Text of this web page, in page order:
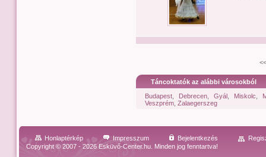
Táncoktatók az alábbi városokból
Budapest
Debrecen, Gyál, Miskolc
Veszprém Zalaegerszeg
Honlaptérkép Impresszum Bejelentkezés
Copyright © 2007 - 2026 Esküvő-Center.hu. Minden jog fenntartva!